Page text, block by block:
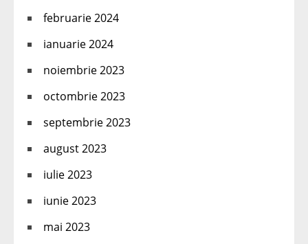
februarie 2024
ianuarie 2024
noiembrie 2023
octombrie 2023
septembrie 2023
august 2023
iulie 2023
iunie 2023
mai 2023